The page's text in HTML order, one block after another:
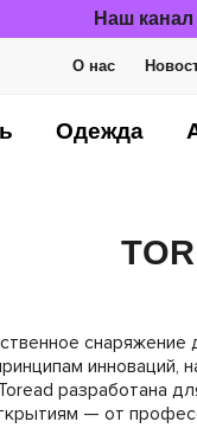
Наш канал
О нас
Одежда
инноваций,
разработана
— от